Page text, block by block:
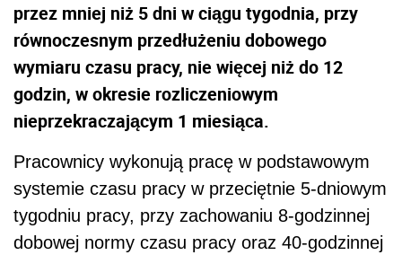
przez mniej niż 5 dni w ciągu tygodnia, przy
równoczesnym przedłużeniu dobowego
wymiaru czasu pracy, nie więcej niż do 12
godzin, w okresie rozliczeniowym
nieprzekraczającym 1 miesiąca.
Pracownicy wykonują pracę w podstawowym
systemie czasu pracy w przeciętnie 5-dniowym
tygodniu pracy, przy zachowaniu 8-godzinnej
dobowej normy czasu pracy oraz 40-godzinnej